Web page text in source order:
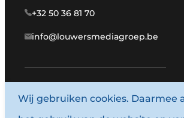
+32 50 36 81 70
info@louwersmediagroep.be
www.louwersmediagroep.com
Wij gebruiken cookies. Daarmee